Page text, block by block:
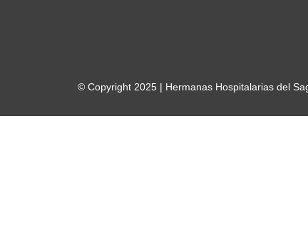
© Copyright 2025 | Hermanas Hospitalarias del